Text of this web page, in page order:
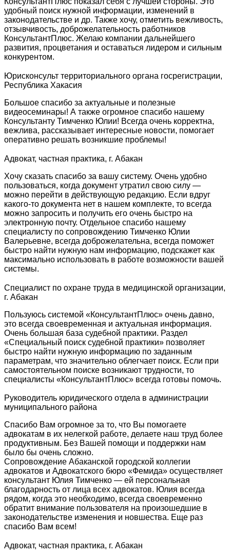
удобный поиск нужной информации, изменений в
законодательстве и др. Также хочу, отметить вежливость,
отзывчивость, доброжелательность работников
КонсультантПлюс. Желаю компании дальнейшего
развития, процветания и оставаться лидером и сильным
конкурентом.
Юрисконсульт территориального органа госрегистрации,
Республика Хакасия
Большое спасибо за актуальные и полезные
видеосеминары! А также огромное спасибо нашему
Консультанту Тимченко Юлии! Всегда очень корректна,
вежлива, рассказывает интересные новости, помогает
оперативно решать возникшие проблемы!
Адвокат, частная практика, г. Абакан
Хочу сказать спасибо за вашу систему. Очень удобно
пользоваться, когда документ утратил свою силу —
можно перейти в действующую редакцию. Если вдруг
какого-то документа нет в нашем комплекте, то всегда
можно запросить и получить его очень быстро на
электронную почту. Отдельное спасибо нашему
специалисту по сопровождению Тимченко Юлии
Валерьевне, всегда доброжелательна, всегда поможет
быстро найти нужную нам информацию, подскажет как
максимально использовать в работе возможности вашей
системы.
Специалист по охране труда в медицинской организации,
г. Абакан
Пользуюсь системой «КонсультантПлюс» очень давно,
это всегда своевременная и актуальная информация.
Очень большая база судебной практики. Раздел
«Специальный поиск судебной практики» позволяет
быстро найти нужную информацию по заданным
параметрам, что значительно облегчает поиск. Если при
самостоятельном поиске возникают трудности, то
специалисты «КонсультантПлюс» всегда готовы помочь.
Руководитель юридического отдела в администрации
муниципального района
Спасибо Вам огромное за то, что Вы помогаете
адвокатам в их нелегкой работе, делаете наш труд более
продуктивным. Без Вашей помощи и поддержки нам
было бы очень сложно.
Сопровождение Абаканской городской коллегии
адвокатов и Адвокатского бюро «Фемида» осуществляет
консультант Юлия Тимченко — ей персональная
благодарность от лица всех адвокатов. Юлия всегда
рядом, когда это необходимо, всегда своевременно
обратит внимание пользователя на произошедшие в
законодательстве изменения и новшества. Еще раз
спасибо Вам всем!
Адвокат, частная практика, г. Абакан